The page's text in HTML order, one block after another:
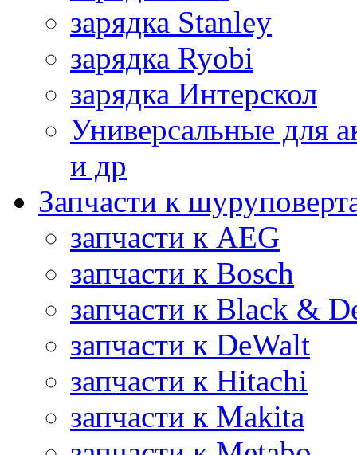
зарядка Stanley
зарядка Ryobi
зарядка Интерскол
Универсальные для
и др
Запчасти к
запчасти к AEG
запчасти к Bosch
запчасти к Black &
запчасти к DeWalt
запчасти к Hitachi
запчасти к Makita